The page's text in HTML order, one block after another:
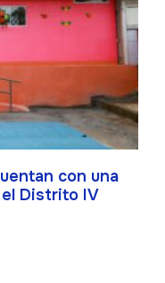
con una
el Distrito IV